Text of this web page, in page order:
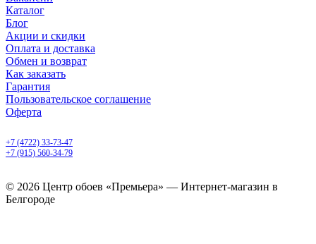
Каталог
Блог
Акции и скидки
Оплата и доставка
Обмен и возврат
Как заказать
Гарантия
Пользовательское соглашение
Оферта
+7 (4722) 33-73-47
+7 (915) 560-34-79
© 2026 Центр обоев «Премьера» — Интернет-магазин в
Белгороде